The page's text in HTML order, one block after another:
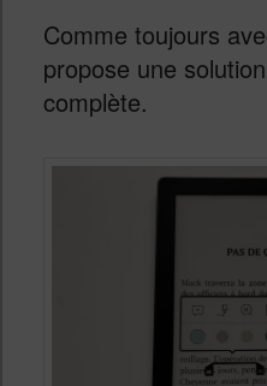
Comme toujours
propose une
complète.